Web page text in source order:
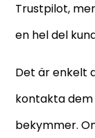
Trustpilot,
en hel del
Det är enkelt
kontakta
bekymmer.